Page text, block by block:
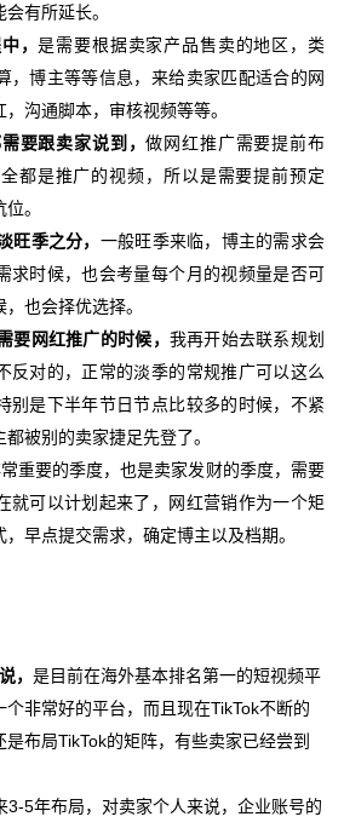
有所延长。
，是需要根据卖家产品售卖的地区，类
，博主等等信息，来给卖家匹配适合的网
沟通脚本，审核视频等等。
要跟卖家说到，做网红推广需要提前布
都是推广的视频，所以是需要提前预定
位。
旺季之分， 一般旺季来临，博主的需求会
求时候，也会考量每个月的视频量是否可
，也会择优选择。
要网红推广的时候， 我再开始去联系规划
反对的，正常的淡季的常规推广可以这么
别是下半年节日节点比较多的时候，不紧
被别的卖家捷足先登了。
重要的季度，也是卖家发财的季度，需要
就可以计划起来了，网红营销作为一个矩
早点提交需求，确定博主以及档期。
， 是目前在海外基本排名第一的短视频平
非常好的平台，而且现在TikTok不断的
布局TikTok的矩阵，有些卖家已经尝到
3-5年布局，对卖家个人来说，企业账号的